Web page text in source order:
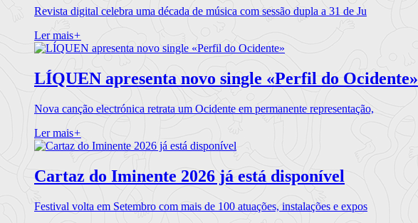
Revista digital celebra uma década de música com sessão dupla a 31 de Ju
Ler mais+
LÍQUEN apresenta novo single «Perfil do Ocidente»
Nova canção electrónica retrata um Ocidente em permanente representação,
Ler mais+
Cartaz do Iminente 2026 já está disponível
Festival volta em Setembro com mais de 100 atuações, instalações e expos